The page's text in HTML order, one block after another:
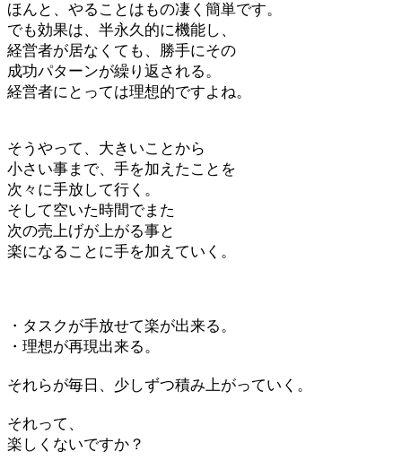
ほんと、やることはもの凄く簡単です。
でも効果は、半永久的に機能し、
経営者が居なくても、勝手にその
成功パターンが繰り返される。
経営者にとっては理想的ですよね。
そうやって、大きいことから
小さい事まで、手を加えたことを
次々に手放して行く。
そして空いた時間でまた
次の売上げが上がる事と
楽になることに手を加えていく。
・タスクが手放せて楽が出来る。
・理想が再現出来る。
それらが毎日、少しずつ積み上がっていく。
それって、
楽しくないですか？